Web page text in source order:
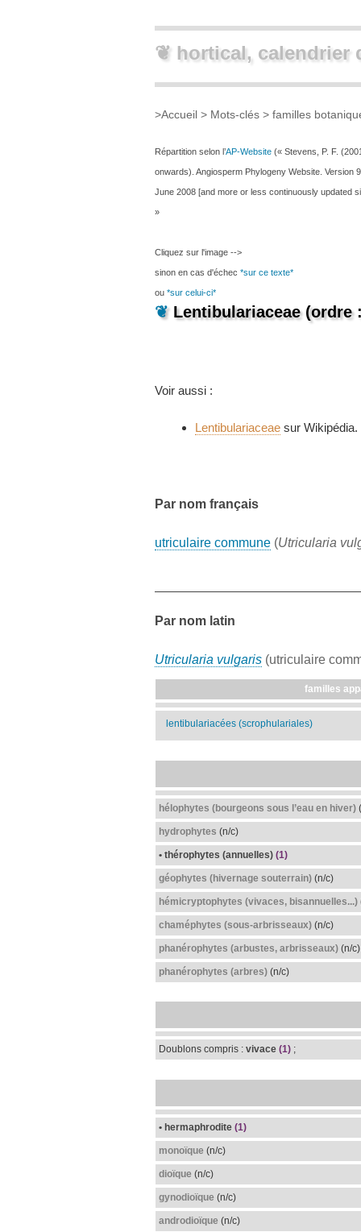
❦ hortical, calendrier
>Accueil > Mots-clés > familles
Répartition selon l’AP-Website (« Stevens, P. F. (2001
onwards). Angiosperm Phylogeny Website. Version 9,
June 2008 [and more or less continuously updated
»
Cliquez sur l'image -->
sinon en cas d'échec *sur ce texte*
ou *sur celui-ci*
❦ Lentibulariaceae (ordre
Voir aussi :
Lentibulariaceae sur Wikipédia.
Par nom français
utriculaire commune (Utricularia
Par nom latin
Utricularia vulgaris (utriculaire
familles
lentibulariacées (scrophulariales)
hélophytes (bourgeons sous l’eau en hiver)
hydrophytes (n/c)
• thérophytes (annuelles) (1)
géophytes (hivernage souterrain) (n/c)
hémicryptophytes (vivaces, bisannuelles...)
chaméphytes (sous-arbrisseaux) (n/c)
phanérophytes (arbustes, arbrisseaux) (n/c)
phanérophytes (arbres) (n/c)
Doublons compris : vivace (1) ;
• hermaphrodite (1)
monoïque (n/c)
dioïque (n/c)
gynodioïque (n/c)
androdioïque (n/c)